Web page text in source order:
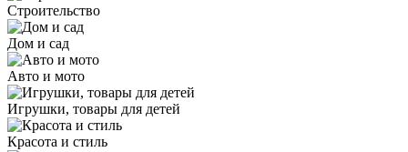
Строительство
Дом и сад
Авто и мото
Игрушки, товары для детей
Красота и стиль